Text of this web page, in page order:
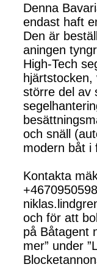
Denna
endast haft
Den är
aningen
High-Tech
hjärtstocken,
större del av
och snäll
modern båt i
Kontakta
och för att
på Båtagent
mer” under